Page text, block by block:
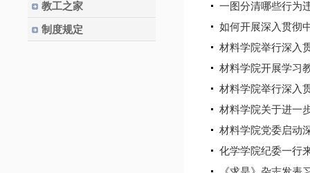
教工之家
制度规定
一图分清哪些行为
如何开展深入贯彻
材料学院举行深入
材料学院开展学习
材料学院举行深入
材料学院关于进一
材料学院党委启动
化学学院纪委一行